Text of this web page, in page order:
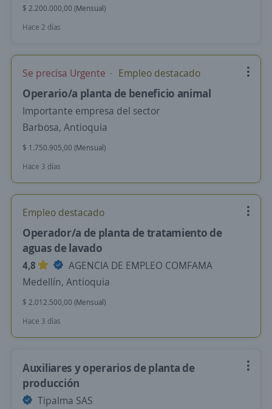
$ 2.200.000,00 (Mensual)
Hace 2 días
Se precisa Urgente Empleo destacado
Operario/a planta de beneficio animal
Importante empresa del sector
Barbosa, Antioquia
$ 1.750.905,00 (Mensual)
Hace 3 días
Empleo destacado
Operador/a de planta de tratamiento de
aguas de lavado
4,8
AGENCIA DE EMPLEO COMFAMA
Medellín, Antioquia
$ 2.012.500,00 (Mensual)
Hace 3 días
Auxiliares y operarios de planta de
producción
Tipalma SAS